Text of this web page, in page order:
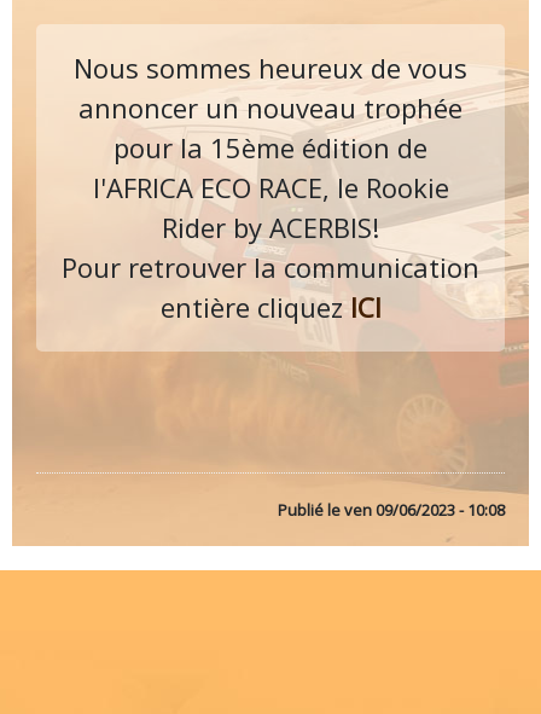
Nous sommes heureux de vous
annoncer un nouveau trophée
pour la 15ème édition de
l'AFRICA ECO RACE, le Rookie
Rider by ACERBIS!
Pour retrouver la communication
entière cliquezICI
Publié leven 09/06/2023 - 10:08